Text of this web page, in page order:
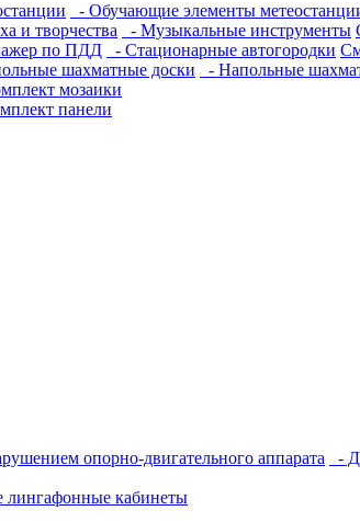
- Обучающие элементы
и творчества - Музыкальные инструменты
по ПДД - Стационарные автогородки
шахматные доски - Напольные
мозаики
панели
опорно-двигательного аппарата -
кабинеты